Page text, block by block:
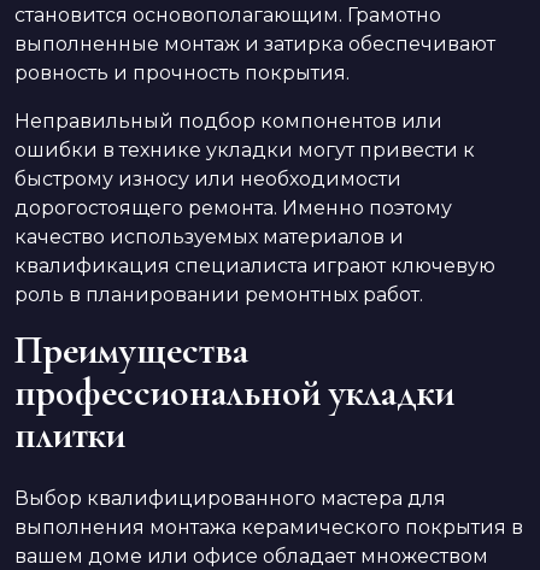
становится основополагающим. Грамотно
выполненные монтаж и затирка обеспечивают
ровность и прочность покрытия.
Неправильный подбор компонентов или
ошибки в технике укладки могут привести к
быстрому износу или необходимости
дорогостоящего ремонта. Именно поэтому
качество используемых материалов и
квалификация специалиста играют ключевую
роль в планировании ремонтных работ.
Преимущества
профессиональной укладки
плитки
Выбор квалифицированного мастера для
выполнения монтажа керамического покрытия в
вашем доме или офисе обладает множеством